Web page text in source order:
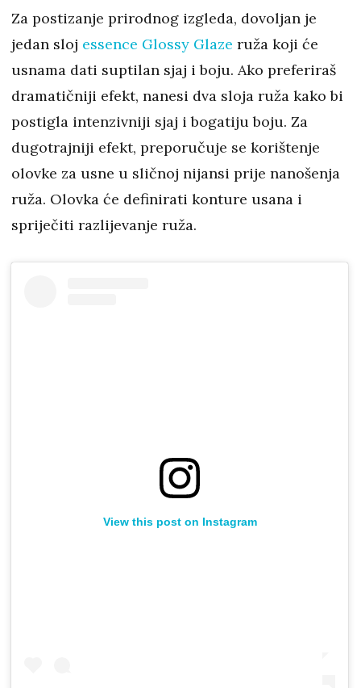
Za postizanje prirodnog izgleda, dovoljan je
jedan sloj essence Glossy Glaze ruža koji će
usnama dati suptilan sjaj i boju. Ako preferiraš
dramatičniji efekt, nanesi dva sloja ruža kako bi
postigla intenzivniji sjaj i bogatiju boju. Za
dugotrajniji efekt, preporučuje se korištenje
olovke za usne u sličnoj nijansi prije nanošenja
ruža. Olovka će definirati konture usana i
spriječiti razlijevanje ruža.
View this post on Instagram